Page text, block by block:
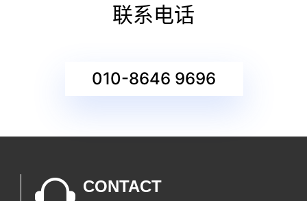
联系电话
010-8646 9696
CONTACT